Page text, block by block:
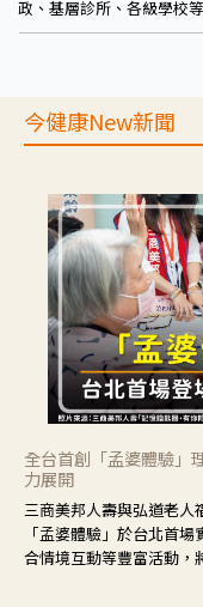
政、基層診所、各級學校
年無休的24小時即時電話
今健康New新聞
全台首創「孟婆體驗
力展開
三商美邦人壽與弘道老人
「孟婆體驗」於台北首
合情境互動等豐富活動，